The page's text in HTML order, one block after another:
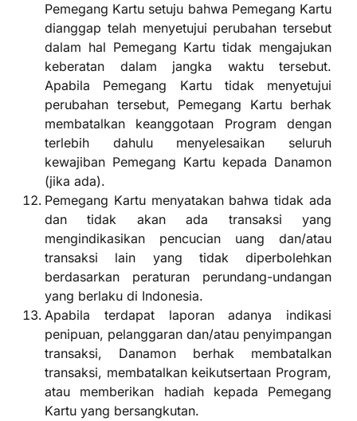
Pemegang Kartu setuju bahwa Pemegang Kartu
dianggap telah menyetujui perubahan tersebut
dalam hal Pemegang Kartu tidak mengajukan
keberatan dalam jangka waktu tersebut.
Apabila Pemegang Kartu tidak menyetujui
perubahan tersebut, Pemegang Kartu berhak
membatalkan keanggotaan Program dengan
terlebih dahulu menyelesaikan seluruh
kewajiban Pemegang Kartu kepada Danamon
(jika ada).
Pemegang Kartu menyatakan bahwa tidak ada
dan tidak akan ada transaksi yang
mengindikasikan pencucian uang dan/atau
transaksi lain yang tidak diperbolehkan
berdasarkan peraturan perundang-undangan
yang berlaku di Indonesia.
Apabila terdapat laporan adanya indikasi
penipuan, pelanggaran dan/atau penyimpangan
transaksi, Danamon berhak membatalkan
transaksi, membatalkan keikutsertaan Program,
atau memberikan hadiah kepada Pemegang
Kartu yang bersangkutan.